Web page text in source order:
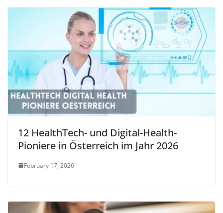
12 HealthTech- und Digital-Health-
Pioniere in Österreich im Jahr 2026
February 17, 2026